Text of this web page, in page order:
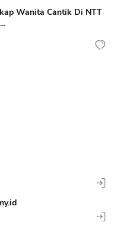
Wanita Cantik Di NTT